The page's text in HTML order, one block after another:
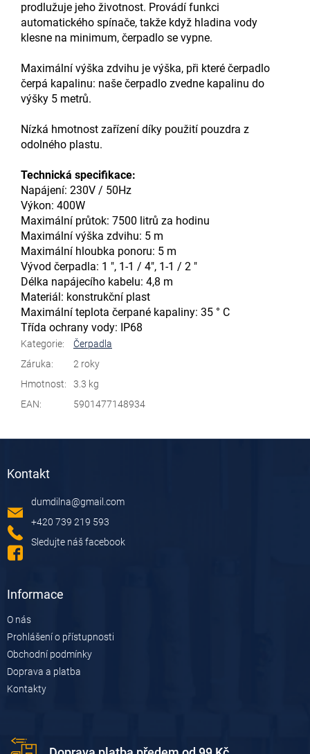
prodlužuje jeho životnost. Provádí funkci
automatického spínače, takže když hladina vody
klesne na minimum, čerpadlo se vypne.
Maximální výška zdvihu je výška, při které čerpadlo
čerpá kapalinu: naše čerpadlo zvedne kapalinu do
výšky 5 metrů.
Nízká hmotnost zařízení díky použití pouzdra z
odolného plastu.
Technická specifikace:
Napájení: 230V / 50Hz
Výkon: 400W
Maximální průtok: 7500 litrů za hodinu
Maximální výška zdvihu: 5 m
Maximální hloubka ponoru: 5 m
Vývod čerpadla: 1 ", 1-1 / 4", 1-1 / 2 "
Délka napájecího kabelu: 4,8 m
Materiál: konstrukční plast
Maximální teplota čerpané kapaliny: 35 ° C
Třída ochrany vody: IP68
Kategorie:
Čerpadla
Záruka:
2 roky
Hmotnost:
3.3 kg
EAN: 5901477148934
Kontakt
dumdilna@gmail.com
+420 739 219 593
Sledujte náš facebook
Informace
O nás
Prohlášení o přístupnosti
Obchodní podmínky
Doprava a platba
Kontakty